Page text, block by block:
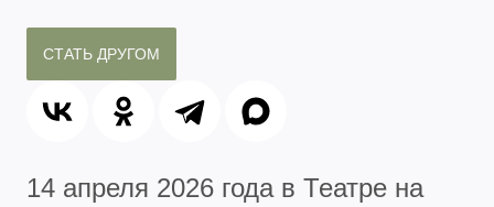
СТАТЬ ДРУГОМ
14 апреля 2026 года в Театре на